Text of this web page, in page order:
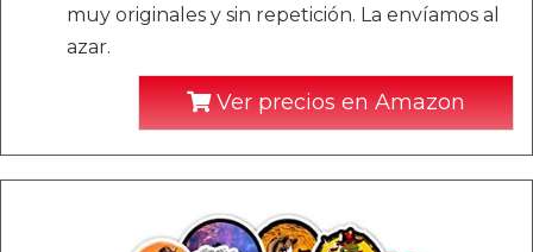
muy originales y sin repetición. La envíamos al
azar.
Ver precios en Amazon